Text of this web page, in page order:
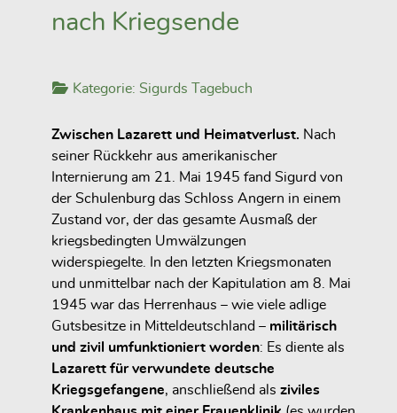
nach Kriegsende
Kategorie: Sigurds Tagebuch
Zwischen Lazarett und Heimatverlust. Nach
seiner Rückkehr aus amerikanischer
Internierung am 21. Mai 1945 fand Sigurd von
der Schulenburg das Schloss Angern in einem
Zustand vor, der das gesamte Ausmaß der
kriegsbedingten Umwälzungen
widerspiegelte. In den letzten Kriegsmonaten
und unmittelbar nach der Kapitulation am 8. Mai
1945 war das Herrenhaus – wie viele adlige
Gutsbesitze in Mitteldeutschland – militärisch
und zivil umfunktioniert worden: Es diente als
Lazarett für verwundete deutsche
Kriegsgefangene, anschließend als ziviles